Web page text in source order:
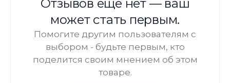
Отзывов ещё нет — ваш
может стать первым.
Помогите другим пользователям с
выбором - будьте первым, кто
поделится своим мнением об этом
товаре.